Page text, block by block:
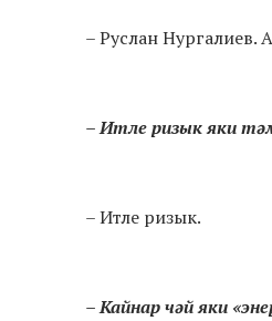
– Руслан Нургалиев.
– Итле ризык яки
– Итле ризык.
– Кайнар чәй яки